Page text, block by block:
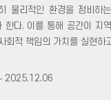
물리적인 환경을 정비
한다. 이를 통해 공간이 지
회적 책임의 가치를 실현하
2025.12.06